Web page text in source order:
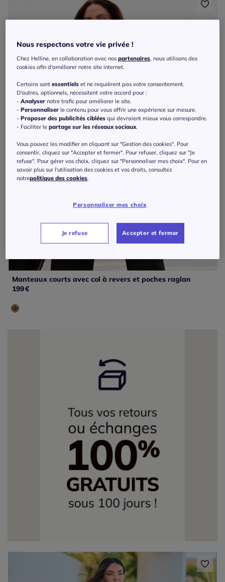
Manteaux courts avec col à revers et poches raglan
199€
Nous respectons votre vie privée !
Chez Helline, en collaboration avec nospartenaires, nous utilisons des
cookies afin d'améliorer notre site internet.
Certains sontessentiels et ne requièrent pas votre consentement.
D'autres, optionnels, nécessitent votre accord pour :
-Analyser notre trafic pour améliorer le site.
-Personnaliser le contenu pour vous offrir une expérience sur mesure.
-Proposer des publicités ciblées qui devraient mieux vous correspondre.
- Faciliter lepartage sur les réseaux sociaux.
Vous pouvez les modifier en cliquant sur "Gestion des cookies". Pour
consentir, cliquez sur "Accepter et fermer". Pour refuser, cliquez sur "Je
refuse". Pour gérer vos choix, cliquez sur "Personnaliser mes choix". Pour en
savoir plus sur l'utilisation des cookies et vos droits, consultez
notrepolitique des cookies.
Personnaliser mes choix
Je refuse Accepter et fermer